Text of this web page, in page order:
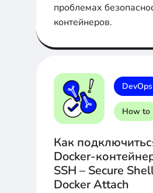
проблемах
контейнеров.
DevOps
How to
Как
Docker-
SSH – Secure
Docker Attach